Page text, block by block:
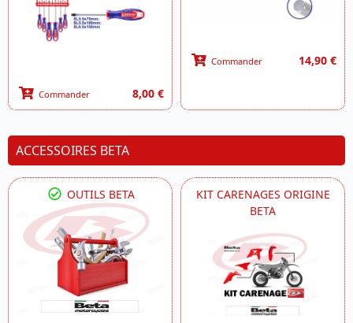
Commander 8,00 €
Commander 14,90 €
ACCESSOIRES BETA
OUTILS BETA
KIT CARENAGES ORIGINE
BETA